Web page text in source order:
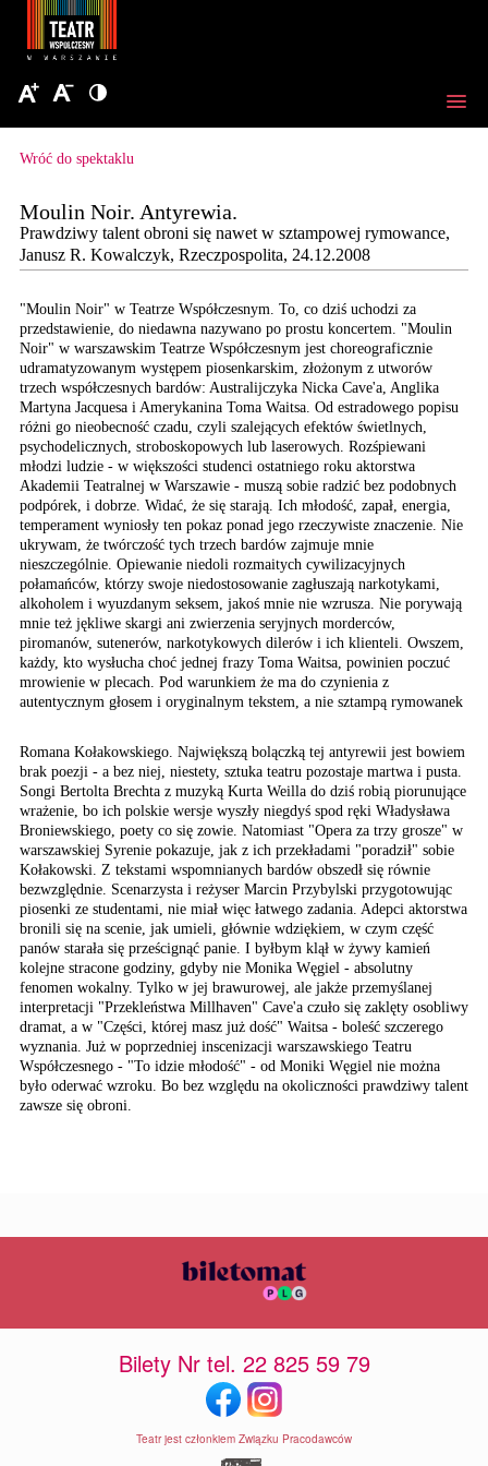
Wróć do spektaklu
Moulin Noir. Antyrewia.
Prawdziwy talent obroni się nawet w sztampowej rymowance,
Janusz R. Kowalczyk, Rzeczpospolita, 24.12.2008
"Moulin Noir" w Teatrze Współczesnym. To, co dziś uchodzi za
przedstawienie, do niedawna nazywano po prostu koncertem. "Moulin
Noir" w warszawskim Teatrze Współczesnym jest choreograficznie
udramatyzowanym występem piosenkarskim, złożonym z utworów
trzech współczesnych bardów: Australijczyka Nicka Cave'a, Anglika
Martyna Jacquesa i Amerykanina Toma Waitsa. Od estradowego popisu
różni go nieobecność czadu, czyli szalejących efektów świetlnych,
psychodelicznych, stroboskopowych lub laserowych. Rozśpiewani
młodzi ludzie - w większości studenci ostatniego roku aktorstwa
Akademii Teatralnej w Warszawie - muszą sobie radzić bez podobnych
podpórek, i dobrze. Widać, że się starają. Ich młodość, zapał, energia,
temperament wyniosły ten pokaz ponad jego rzeczywiste znaczenie. Nie
ukrywam, że twórczość tych trzech bardów zajmuje mnie
nieszczególnie. Opiewanie niedoli rozmaitych cywilizacyjnych
połamańców, którzy swoje niedostosowanie zagłuszają narkotykami,
alkoholem i wyuzdanym seksem, jakoś mnie nie wzrusza. Nie porywają
mnie też jękliwe skargi ani zwierzenia seryjnych morderców,
piromanów, sutenerów, narkotykowych dilerów i ich klienteli. Owszem,
każdy, kto wysłucha choć jednej frazy Toma Waitsa, powinien poczuć
mrowienie w plecach. Pod warunkiem że ma do czynienia z
autentycznym głosem i oryginalnym tekstem, a nie sztampą rymowanek
Romana Kołakowskiego. Największą bolączką tej antyrewii jest bowiem
brak poezji - a bez niej, niestety, sztuka teatru pozostaje martwa i pusta.
Songi Bertolta Brechta z muzyką Kurta Weilla do dziś robią piorunujące
wrażenie, bo ich polskie wersje wyszły niegdyś spod ręki Władysława
Broniewskiego, poety co się zowie. Natomiast "Opera za trzy grosze" w
warszawskiej Syrenie pokazuje, jak z ich przekładami "poradził" sobie
Kołakowski. Z tekstami wspomnianych bardów obszedł się równie
bezwzględnie. Scenarzysta i reżyser Marcin Przybylski przygotowując
piosenki ze studentami, nie miał więc łatwego zadania. Adepci aktorstwa
bronili się na scenie, jak umieli, głównie wdziękiem, w czym część
panów starała się prześcignąć panie. I byłbym klął w żywy kamień
kolejne stracone godziny, gdyby nie Monika Węgiel - absolutny
fenomen wokalny. Tylko w jej brawurowej, ale jakże przemyślanej
interpretacji "Przekleństwa Millhaven" Cave'a czuło się zaklęty osobliwy
dramat, a w "Części, której masz już dość" Waitsa - boleść szczerego
wyznania. Już w poprzedniej inscenizacji warszawskiego Teatru
Współczesnego - "To idzie młodość" - od Moniki Węgiel nie można
było oderwać wzroku. Bo bez względu na okoliczności prawdziwy talent
zawsze się obroni.
Bilety Nr tel. 22 825 59 79
Teatr jest członkiem Związku Pracodawców